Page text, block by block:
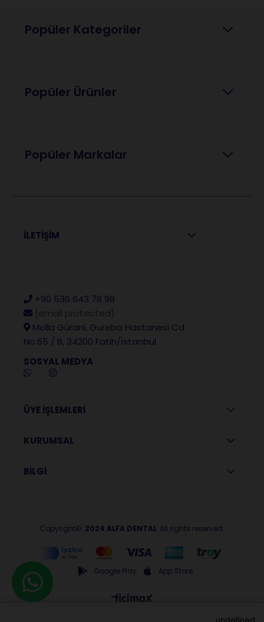
Popüler Kategoriler
Popüler Ürünler
Popüler Markalar
İLETİŞİM
+90 536 643 78 98
Molla Gürani, Gureba Hastanesi Cd
No:65 / B, 34200 Fatih/İstanbul
SOSYAL MEDYA
ÜYE İŞLEMLERİ
KURUMSAL
BİLGİ
Copyright© 2024 ALFA DENTAL All rights reserved.
Google Play App Store
undefined